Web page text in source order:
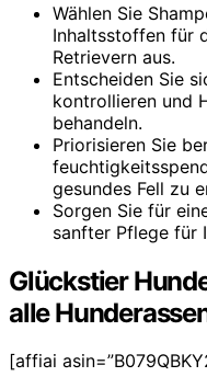
Wählen Sie
Inhaltsstoffen für
Retrievern aus.
Entscheiden Sie
kontrollieren und
behandeln.
Priorisieren Sie
gesundes Fell zu
Sorgen Sie für
sanfter Pflege für
Glückstier
alle
[affiai